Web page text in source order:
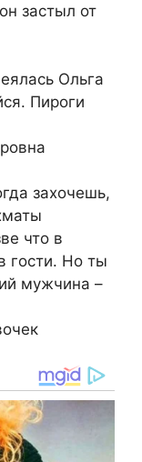
застыл от
Ольга
Пироги
захочешь,
что в
гости. Но ты
мужчина –